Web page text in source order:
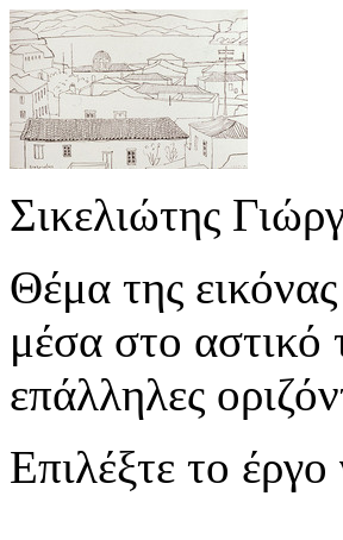
Σικελιώτης
Θέμα της
μέσα στο αστικό
επάλληλες
Επιλέξτε το έργο